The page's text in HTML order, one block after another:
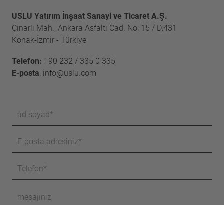
USLU Yatırım İnşaat Sanayi ve Ticaret A.Ş.
Çınarlı Mah., Ankara Asfaltı Cad. No: 15 / D:431
Konak-İzmir - Türkiye
Telefon: +90 232 / 335 0 335
E-posta: info@uslu.com